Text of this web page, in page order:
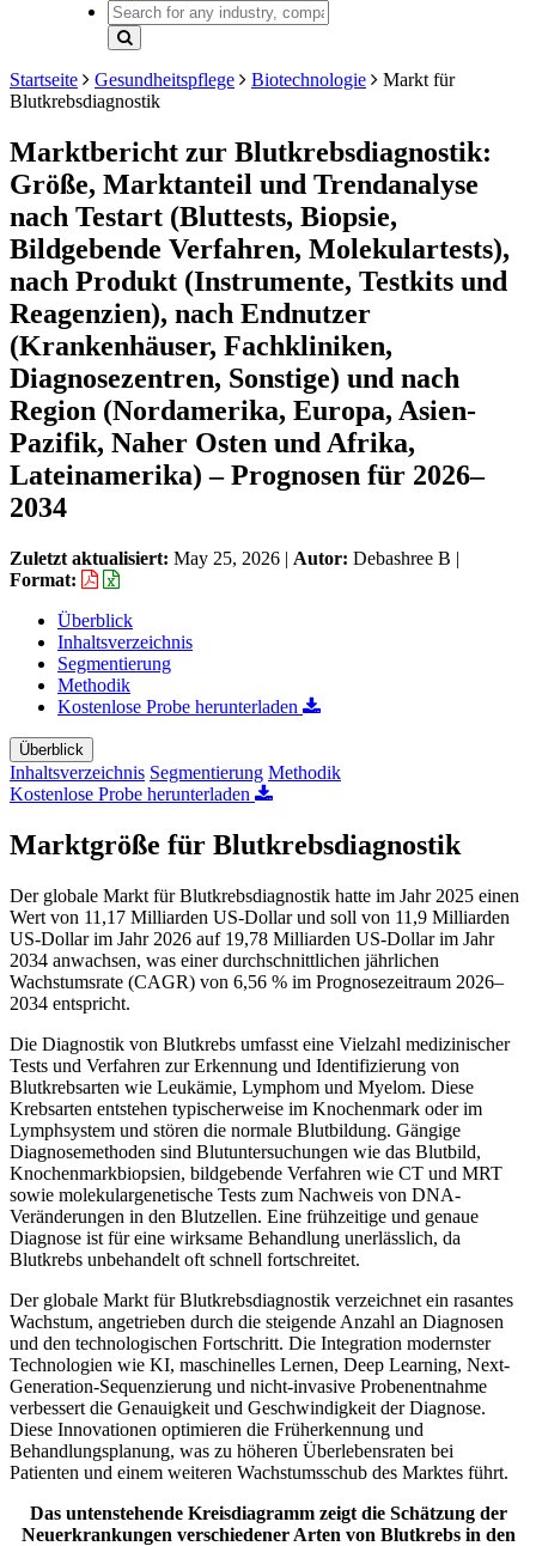
Startseite Gesundheitspflege Biotechnologie
Markt für
Blutkrebsdiagnostik
Marktbericht zur Blutkrebsdiagnostik:
Größe, Marktanteil und Trendanalyse
nach Testart (Bluttests, Biopsie,
Bildgebende Verfahren, Molekulartests),
nach Produkt (Instrumente, Testkits und
Reagenzien), nach Endnutzer
(Krankenhäuser, Fachkliniken,
Diagnosezentren, Sonstige) und nach
Region (Nordamerika, Europa, Asien-
Pazifik, Naher Osten und Afrika,
Lateinamerika) – Prognosen für 2026–
2034
Zuletzt aktualisiert: May 25, 2026 | Autor: Debashree B |
Format:
Überblick
Inhaltsverzeichnis
Segmentierung
Methodik
Kostenlose Probe herunterladen
Überblick
Inhaltsverzeichnis Segmentierung Methodik
Kostenlose Probe herunterladen
Marktgröße für Blutkrebsdiagnostik
Der globale Markt für Blutkrebsdiagnostik hatte im Jahr 2025 einen
Wert von 11,17 Milliarden US-Dollar und soll von 11,9 Milliarden
US-Dollar im Jahr 2026 auf 19,78 Milliarden US-Dollar im Jahr
2034 anwachsen, was einer durchschnittlichen jährlichen
Wachstumsrate (CAGR) von 6,56 % im Prognosezeitraum 2026–
2034 entspricht.
Die Diagnostik von Blutkrebs umfasst eine Vielzahl medizinischer
Tests und Verfahren zur Erkennung und Identifizierung von
Blutkrebsarten wie Leukämie, Lymphom und Myelom. Diese
Krebsarten entstehen typischerweise im Knochenmark oder im
Lymphsystem und stören die normale Blutbildung. Gängige
Diagnosemethoden sind Blutuntersuchungen wie das Blutbild,
Knochenmarkbiopsien, bildgebende Verfahren wie CT und MRT
sowie molekulargenetische Tests zum Nachweis von DNA-
Veränderungen in den Blutzellen. Eine frühzeitige und genaue
Diagnose ist für eine wirksame Behandlung unerlässlich, da
Blutkrebs unbehandelt oft schnell fortschreitet.
Der globale Markt für Blutkrebsdiagnostik verzeichnet ein rasantes
Wachstum, angetrieben durch die steigende Anzahl an Diagnosen
und den technologischen Fortschritt. Die Integration modernster
Technologien wie KI, maschinelles Lernen, Deep Learning, Next-
Generation-Sequenzierung und nicht-invasive Probenentnahme
verbessert die Genauigkeit und Geschwindigkeit der Diagnose.
Diese Innovationen optimieren die Früherkennung und
Behandlungsplanung, was zu höheren Überlebensraten bei
Patienten und einem weiteren Wachstumsschub des Marktes führt.
Das untenstehende Kreisdiagramm zeigt die Schätzung der
Neuerkrankungen verschiedener Arten von Blutkrebs in den